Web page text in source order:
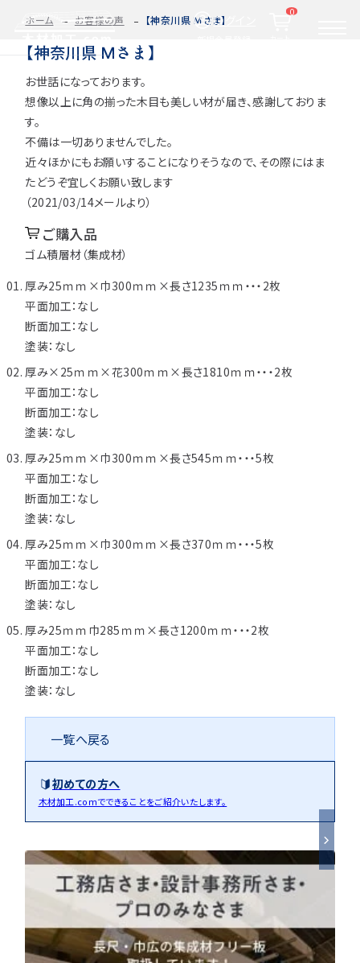
ログイン
0
種類・樹種・用途から選ぶ
種類から選ぶ
取扱木材と選び方
集成材（積層材）
無垢材
化粧貼り
白ポリ
特注対応
平面加工
表面仕上
木材加工講座
初めての方へ
ご注文から商品到着までの流れ
お見積もり・ご注文方法について
変更・キャンセル・
送料について
お支払いについて
注意事項とよくある質問
施工・制作事例
棚・収納・ラック
テーブル・机
造作材・枠材 階段
プレート・表札
新生活
フォトコンテスト
お客様の声
会社情報
会社概要 新着情報
自動お見積もり・ご注文はこちらから
カット・塗装のみ
図面をお持ちの方へ 今すぐお見積もり依頼
関連商品
Tel. 0584-33-2070
ホーム お客様の声 【神奈川県 Ｍさま】
【神奈川県 Ｍさま】
お世話になっております。
想像以上に角の揃った木目も美しい材が届き、感謝しておりま
す。
不備は一切ありませんでした。
近々ほかにもお願いすることになりそうなので、その際にはま
たどうぞ宜しくお願い致します
（2021/03/14メールより）
ご購入品
ゴム積層材（集成材）
厚み25ｍｍ×巾300ｍｍ×長さ1235ｍｍ・・・2枚
平面加工：なし
断面加工：なし
塗装：なし
厚み×25ｍｍ×花300ｍｍ×長さ1810ｍｍ・・・2枚
平面加工：なし
断面加工：なし
塗装：なし
厚み25ｍｍ×巾300ｍｍ×長さ545ｍｍ・・・5枚
平面加工：なし
断面加工：なし
塗装：なし
厚み25ｍｍ×巾300ｍｍ×長さ370ｍｍ・・・5枚
平面加工：なし
断面加工：なし
塗装：なし
厚み25ｍｍ巾285ｍｍ×長さ1200ｍｍ・・・2枚
平面加工：なし
断面加工：なし
塗装：なし
一覧へ戻る
初めての方へ
木材加工.comでできることをご紹介いたします。